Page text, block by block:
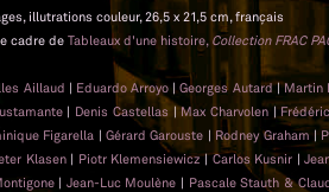
illutrations couleur, 26,5 x 21,5 cm, français
cadre de Tableaux d'une histoire, Collection FRAC
Aillaud | Eduardo Arroyo |Georges Autard|Martin
| Denis Castellas |Max Charvolen |
Figarella | Gérard Garouste | Rodney Graham |
Klasen| Piotr Klemensiewicz|Carlos Kusnir |
| Jean-Luc Moulène | Pascale Stauth &